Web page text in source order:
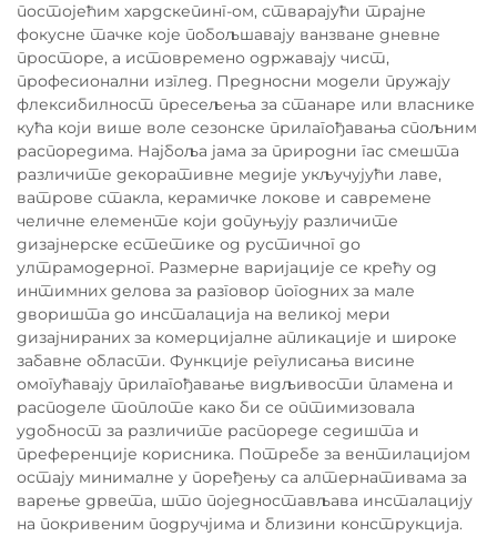
постојећим хардскепинг-ом, стварајући трајне
фокусне тачке које побољшавају ванзване дневне
просторе, а истовремено одржавају чист,
професионални изглед. Предносни модели пружају
флексибилност пресељења за станаре или власнике
кућа који више воле сезонске прилагођавања спољним
распоредима. Најбоља јама за природни гас смешта
различите декоративне медије укључујући лаве,
ватрове стакла, керамичке локове и савремене
челичне елементе који допуњују различите
дизајнерске естетике од рустичног до
ултрамодерног. Размерне варијације се крећу од
интимних делова за разговор погодних за мале
дворишта до инсталација на великој мери
дизајнираних за комерцијалне апликације и широке
забавне области. Функције регулисања висине
омогућавају прилагођавање видљивости пламена и
расподеле топлоте како би се оптимизовала
удобност за различите распореде седишта и
преференције корисника. Потребе за вентилацијом
остају минималне у поређењу са алтернативама за
варење дрвета, што поједностављава инсталацију
на покривеним подручјима и близини конструкција.